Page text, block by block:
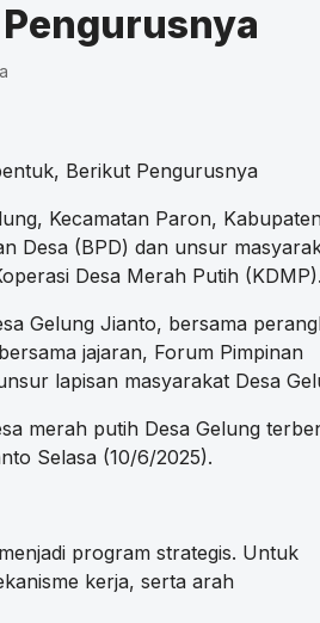
Berikut Pengurusnya
Kecamatan Paron,
Desa (BPD) dan unsur
Desa Merah Putih (KDMP).
Gelung Jianto, bersama
jajaran, Forum Pimpinan
lapisan masyarakat Desa
merah putih Desa Gelung
Selasa (10/6/2025).
program strategis. Untuk
kerja, serta arah